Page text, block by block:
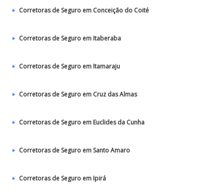
Corretoras de Seguro em Conceição do Coité
Corretoras de Seguro em Itaberaba
Corretoras de Seguro em Itamaraju
Corretoras de Seguro em Cruz das Almas
Corretoras de Seguro em Euclides da Cunha
Corretoras de Seguro em Santo Amaro
Corretoras de Seguro em Ipirá